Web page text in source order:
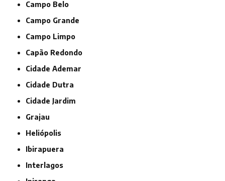
Campo Belo
Campo Grande
Campo Limpo
Capão Redondo
Cidade Ademar
Cidade Dutra
Cidade Jardim
Grajau
Heliópolis
Ibirapuera
Interlagos